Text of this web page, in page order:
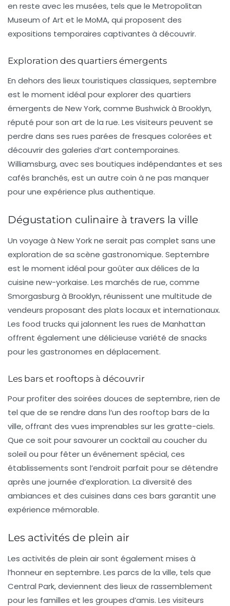
en reste avec les musées, tels que le Metropolitan
Museum of Art et le MoMA, qui proposent des
expositions temporaires captivantes à découvrir.
Exploration des quartiers émergents
En dehors des lieux touristiques classiques, septembre
est le moment idéal pour explorer des quartiers
émergents de New York, comme Bushwickà Brooklyn,
réputé pour son art de la rue. Les visiteurs peuvent se
perdre dans ses rues parées de fresques colorées et
découvrir des galeries d’art contemporaines.
Williamsburg, avec ses boutiques indépendantes et ses
cafés branchés, est un autre coin à ne pas manquer
pour une expérience plus authentique.
Dégustation culinaire à travers la ville
Un voyage à New York ne serait pas complet sans une
exploration de sa scène gastronomique. Septembre
est le moment idéal pour goûter aux délices de la
cuisine new-yorkaise. Les marchés de rue, comme
Smorgasburg à Brooklyn, réunissent une multitude de
vendeurs proposant des plats locaux et internationaux.
Les food trucks qui jalonnent les rues de Manhattan
offrent également une délicieuse variété de snacks
pour les gastronomes en déplacement.
Les bars et rooftops à découvrir
Pour profiter des soirées douces de septembre, rien de
tel que de se rendre dans l’un des rooftop bars de la
ville, offrant des vues imprenables sur les gratte-ciels.
Que ce soit pour savourer un cocktail au coucher du
soleil ou pour fêter un événement spécial, ces
établissements sont l’endroit parfait pour se détendre
après une journée d’exploration. La diversité des
ambiances et des cuisines dans ces bars garantit une
expérience mémorable.
Les activités de plein air
Les activités de plein air sont également mises à
l’honneur en septembre. Les parcs de la ville, tels que
Central Park, deviennent des lieux de rassemblement
pour les familles et les groupes d’amis. Les visiteurs